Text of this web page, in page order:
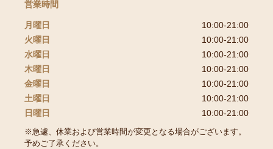
営業時間
月曜日
10:00-21:00
火曜日
10:00-21:00
水曜日
10:00-21:00
木曜日
10:00-21:00
金曜日
10:00-21:00
土曜日
10:00-21:00
日曜日
10:00-21:00
※急遽、休業および営業時間が変更となる場合がございます。
予めご了承ください。